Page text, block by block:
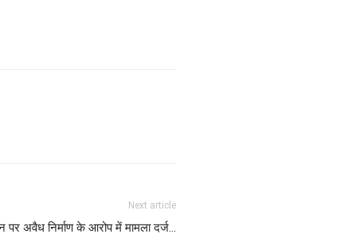
Next article
पर अवैध निर्माण के आरोप में मामला दर्ज…